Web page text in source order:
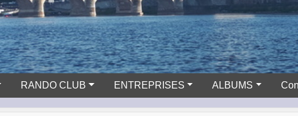
RANDO CLUB ENTREPRISES ALBUMS